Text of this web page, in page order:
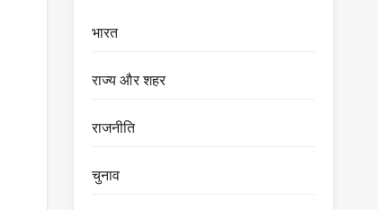
भारत
राज्य और शहर
राजनीति
चुनाव